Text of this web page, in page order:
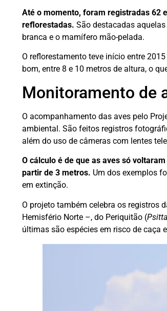
Até o momento, foram registradas 62
reflorestadas. São destacadas
branca e o mamífero mão-pelada.
O reflorestamento teve início entre
bom, entre 8 e 10 metros de altura, o
Monitoramento de
O acompanhamento das aves pelo
ambiental. São feitos registros
além do uso de câmeras com lentes
O cálculo é de que as aves só
partir de 3 metros. Um dos exemplos
em extinção.
O projeto também celebra os registros
Hemisfério Norte –, do Periquitão (
últimas são espécies em risco de caça